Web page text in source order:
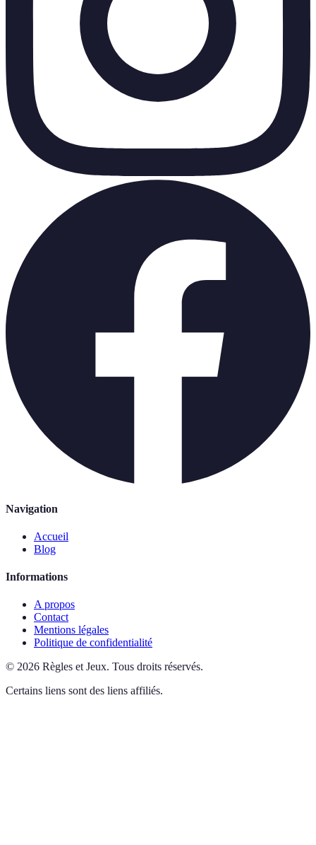
Navigation
Accueil
Blog
Informations
A propos
Contact
Mentions légales
Politique de confidentialité
© 2026 Règles et Jeux. Tous droits réservés.
Certains liens sont des liens affiliés.